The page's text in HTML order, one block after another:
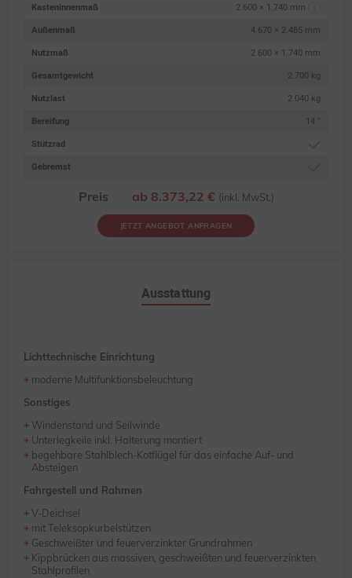
Kasteninnenmaß
2.600 × 1.740 mm
Außenmaß
4.670 × 2.485 mm
Nutzmaß
2.600 × 1.740 mm
Gesamtgewicht
2.700 kg
Nutzlast
2.040 kg
Bereifung
14 "
Stützrad
Gebremst
Preis ab 8.373,22 € (inkl. MwSt.)
JETZT ANGEBOT ANFRAGEN
Ausstattung
Lichttechnische Einrichtung
moderne Multifunktionsbeleuchtung
Sonstiges
Windenstand und Seilwinde
Unterlegkeile inkl. Halterung montiert
begehbare Stahlblech-Kotflügel für das einfache Auf- und
Absteigen
Fahrgestell und Rahmen
V-Deichsel
mit Teleksopkurbelstützen
Geschweißter und feuerverzinkter Grundrahmen
Kippbrücken aus massiven, geschweißten und feuerverzinkten
Stahlprofilen